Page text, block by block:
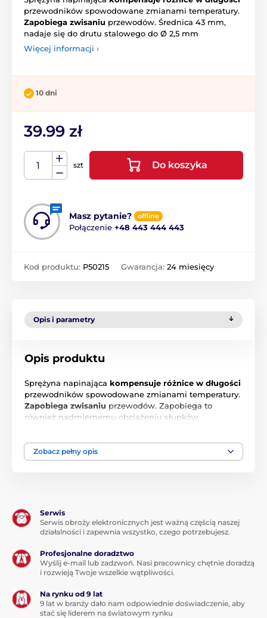
przewodników spowodowane zmianami temperatury.
Zapobiega zwisaniu przewodów. Średnica 43 mm,
nadaje się do drutu stalowego do Ø 2,5 mm
Więcej informacji ›
10 dni
39.99 zł
szt Do koszyka
Masz pytanie? offline
Połączenie +48 443 444 443
Kod produktu: P50215 Gwarancja: 24 miesięcy
Opis i parametry
Opis produktu
Sprężyna napinająca kompensuje różnice w długości
przewodników spowodowane zmianami temperatury.
Zapobiega zwisaniu przewodów. Zapobiega to
również nadmiernemu obciążeniu słupków
Średnica 43 mm, nadaje się do drutu stalowego do Ø
2,5 mm
Produkt znajduje się w kategoriach
Napinacze i sprężyny
Zobacz pełny opis
Serwis
Serwis obroży elektronicznych jest ważną częścią naszej
działalności i zapewnia wszystko, czego potrzebujesz.
Profesjonalne doradztwo
Wyślij e-mail lub zadzwoń. Nasi pracownicy chętnie doradzą
i rozwieją Twoje wszelkie wątpliwości.
Na rynku od 9 lat
9 lat w branży dało nam odpowiednie doświadczenie, aby
stać się liderem na światowym rynku